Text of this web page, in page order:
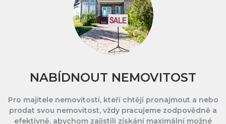
NABÍDNOUT NEMOVITOST
Pro majitele nemovitostí, kteří chtějí pronajmout a nebo
prodat svou nemovitost, vždy pracujeme zodpovědně a
efektivně, abychom zajistili získání maximální možné